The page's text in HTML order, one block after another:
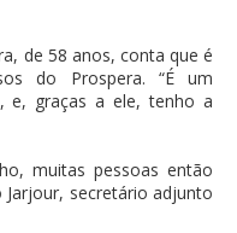
de 58 anos, conta que é
do Prospera. “É um
e, graças a ele, tenho a
muitas pessoas então
secretário adjunto